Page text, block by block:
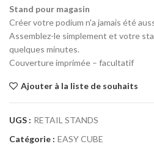
Stand pour magasin
Créer votre podium n'a jamais été
Assemblez-le simplement et votre
quelques minutes.
Couverture imprimée – facultatif
Ajouter à la liste de souhaits
UGS : RETAIL STANDS
Catégorie : EASY CUBE